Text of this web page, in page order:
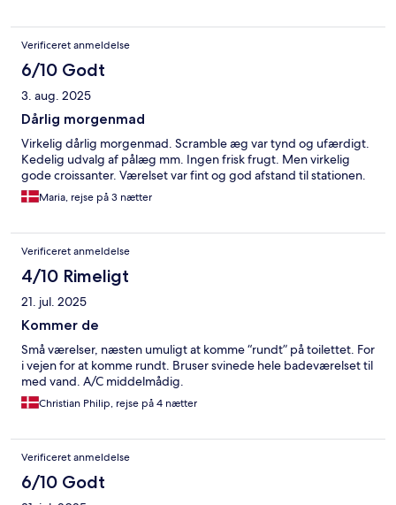
Verificeret anmeldelse
6/10 Godt
3. aug. 2025
Dårlig morgenmad
Virkelig dårlig morgenmad. Scramble æg var tynd og ufærdigt.
Kedelig udvalg af pålæg mm. Ingen frisk frugt. Men virkelig
gode croissanter. Værelset var fint og god afstand til stationen.
Maria, rejse på 3 nætter
Verificeret anmeldelse
4/10 Rimeligt
21. jul. 2025
Kommer de
Små værelser, næsten umuligt at komme “rundt” på toilettet. For
i vejen for at komme rundt. Bruser svinede hele badeværelset til
med vand. A/C middelmådig.
Christian Philip, rejse på 4 nætter
Verificeret anmeldelse
6/10 Godt